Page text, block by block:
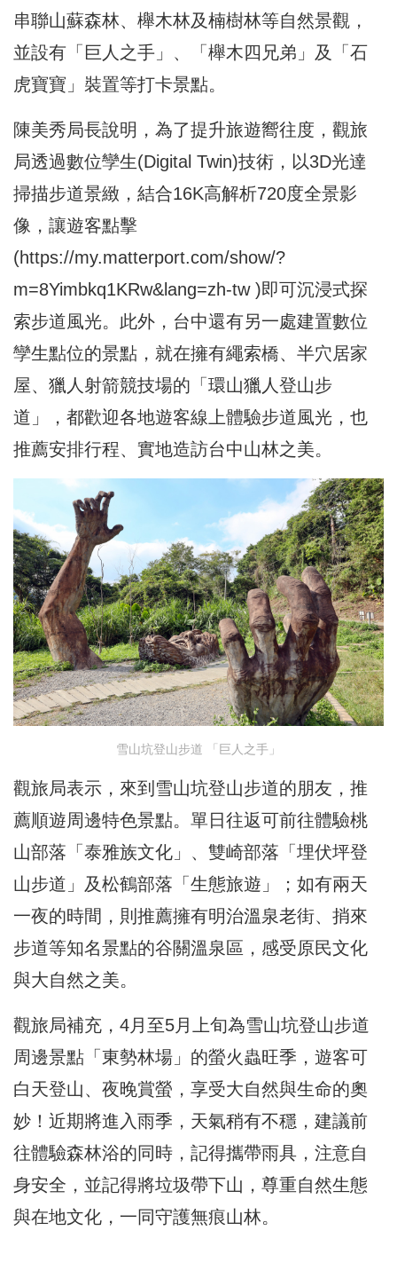
串聯山蘇森林、櫸木林及楠樹林等自然景觀，
並設有「巨人之手」、「櫸木四兄弟」及「石
虎寶寶」裝置等打卡景點。
陳美秀局長說明，為了提升旅遊嚮往度，觀旅
局透過數位孿生(Digital Twin)技術，以3D光達
掃描步道景緻，結合16K高解析720度全景影
像，讓遊客點擊
(https://my.matterport.com/show/?
m=8Yimbkq1KRw&lang=zh-tw)即可沉浸式探
索步道風光。此外，台中還有另一處建置數位
孿生點位的景點，就在擁有繩索橋、半穴居家
屋、獵人射箭競技場的「環山獵人登山步
道」，都歡迎各地遊客線上體驗步道風光，也
推薦安排行程、實地造訪台中山林之美。
雪山坑登山步道 「巨人之手」
觀旅局表示，來到雪山坑登山步道的朋友，推
薦順遊周邊特色景點。單日往返可前往體驗桃
山部落「泰雅族文化」、雙崎部落「埋伏坪登
山步道」及松鶴部落「生態旅遊」；如有兩天
一夜的時間，則推薦擁有明治溫泉老街、捎來
步道等知名景點的谷關溫泉區，感受原民文化
與大自然之美。
觀旅局補充，4月至5月上旬為雪山坑登山步道
周邊景點「東勢林場」的螢火蟲旺季，遊客可
白天登山、夜晚賞螢，享受大自然與生命的奧
妙！近期將進入雨季，天氣稍有不穩，建議前
往體驗森林浴的同時，記得攜帶雨具，注意自
身安全，並記得將垃圾帶下山，尊重自然生態
與在地文化，一同守護無痕山林。